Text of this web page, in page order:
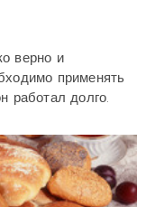
верно и
применять
работал долго.